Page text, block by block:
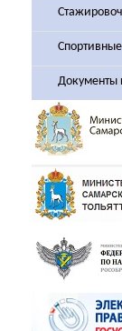
Документы